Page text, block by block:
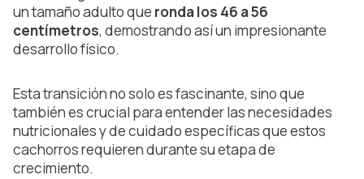
un tamaño adulto que ronda los 46 a 56
centímetros, demostrando así un impresionante
desarrollo físico.
Esta transición no solo es fascinante, sino que
también es crucial para entender las necesidades
nutricionales y de cuidado específicas que estos
cachorros requieren durante su etapa de
crecimiento.